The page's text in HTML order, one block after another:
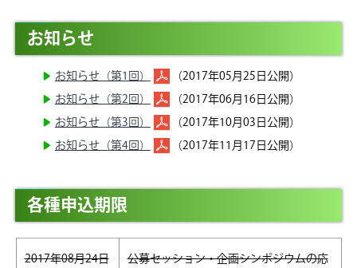
お知らせ
お知らせ（第1回）
（2017年05月25日公開）
お知らせ（第2回）
（2017年06月16日公開）
お知らせ（第3回）
（2017年10月03日公開）
お知らせ（第4回）
（2017年11月17日公開）
各種申込期限
2017年08月24日
公募セッション・企画シンポジウムの応